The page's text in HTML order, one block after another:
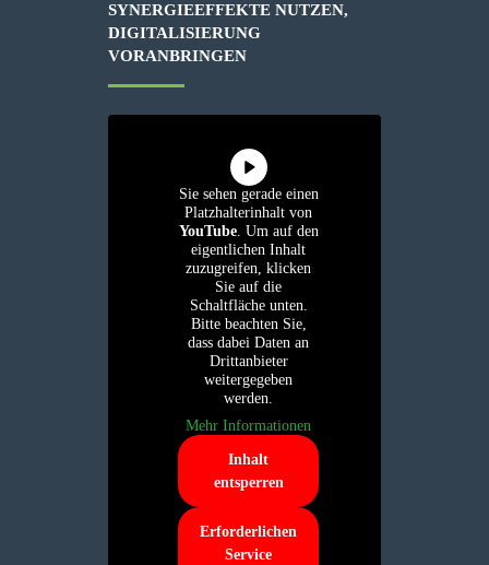
SYNERGIEEFFEKTE NUTZEN,
DIGITALISIERUNG
VORANBRINGEN
Sie sehen gerade einen
Platzhalterinhalt von
YouTube. Um auf den
eigentlichen Inhalt
zuzugreifen, klicken
Sie auf die
Schaltfläche unten.
Bitte beachten Sie,
dass dabei Daten an
Drittanbieter
weitergegeben
werden.
Mehr Informationen
Inhalt
entsperren
Erforderlichen
Service